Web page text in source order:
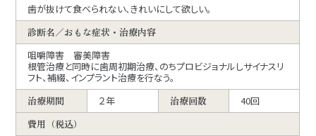
歯が抜けて食べられない、きれいにして欲しい。
診断名／おもな症状・治療内容
咀嚼障害 審美障害
根管治療と同時に歯周初期治療、のちプロビジョナルしサイナスリ
フト、補綴、インプラント治療を行なう。
治療期間
２年 治療回数
40回
費用（税込）